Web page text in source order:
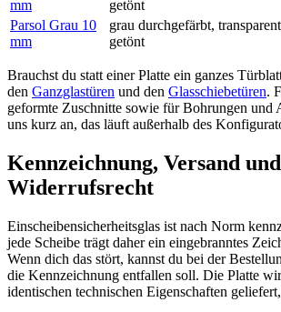
mm
getönt
Parsol Grau 10
mm
grau durchgefärbt, transparent
getönt
Brauchst du statt einer Platte ein ganzes
den Ganzglastüren und den Glasschiebetüren.
geformte Zuschnitte sowie für Bohrungen und
uns kurz an, das läuft außerhalb des
Kennzeichnung, Versand und
Widerrufsrecht
Einscheibensicherheitsglas ist nach Norm
jede Scheibe trägt daher ein eingebranntes
Wenn dich das stört, kannst du bei der
die Kennzeichnung entfallen soll. Die Platte
identischen technischen Eigenschaften